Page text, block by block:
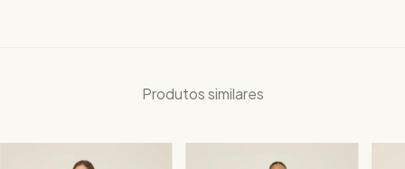
Produtos similares